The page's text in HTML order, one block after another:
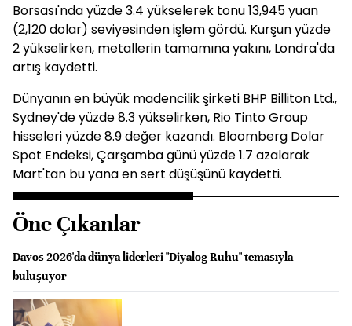
Borsası'nda yüzde 3.4 yükselerek tonu 13,945 yuan
(2,120 dolar) seviyesinden işlem gördü. Kurşun yüzde
2 yükselirken, metallerin tamamına yakını, Londra'da
artış kaydetti.
Dünyanın en büyük madencilik şirketi BHP Billiton Ltd.,
Sydney'de yüzde 8.3 yükselirken, Rio Tinto Group
hisseleri yüzde 8.9 değer kazandı. Bloomberg Dolar
Spot Endeksi, Çarşamba günü yüzde 1.7 azalarak
Mart'tan bu yana en sert düşüşünü kaydetti.
Öne Çıkanlar
Davos 2026'da dünya liderleri "Diyalog Ruhu" temasıyla
buluşuyor